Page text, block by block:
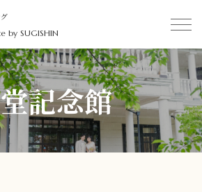
by SUGISHIN
記念館